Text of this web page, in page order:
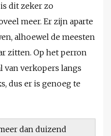
dit zeker zo
meer. Er zijn aparte
alhoewel de meesten
zitten. Op het perron
van verkopers langs
dus er is genoeg te
dan duizend